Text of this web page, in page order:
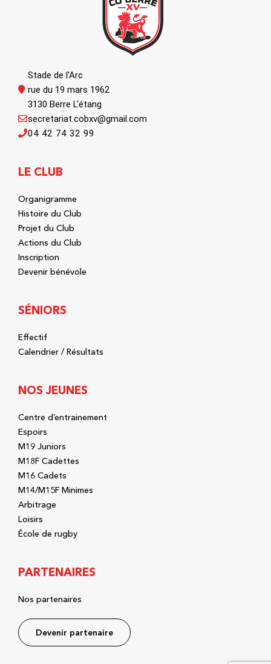
Stade de l'Arc
rue du 19 mars 1962
3130 Berre L'étang
04 42 74 32 99
secretariat.cobxv@gmail.com
LE CLUB
Organigramme
Histoire du Club
Projet du Club
Actions du Club
Inscription
Devenir bénévole
SÉNIORS
Effectif
Calendrier / Résultats
NOS JEUNES
Centre d’entrainement
Espoirs
M19 Juniors
M18F Cadettes
M16 Cadets
M14/M15F Minimes
Arbitrage
Loisirs
École de rugby
PARTENAIRES
Nos partenaires
Devenir partenaire